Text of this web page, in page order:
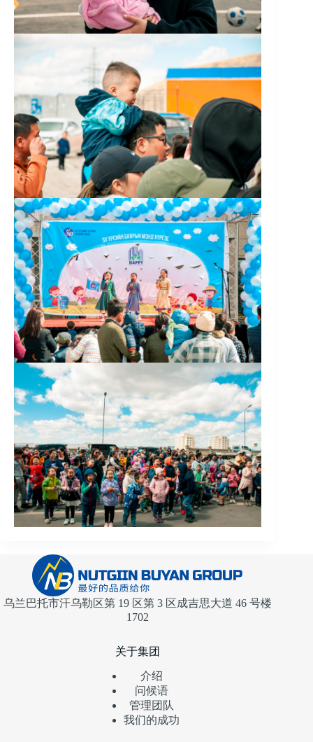
乌兰巴托市汗乌勒区第 19 区第 3 区成吉思大道 46 号楼
1702
关于集团
介绍
问候语
管理团队
我们的成功